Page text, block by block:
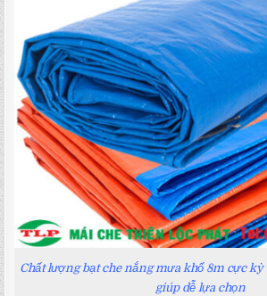
Chất lượng bạt che nắng mưa khổ 8m cực kỳ
giúp dễ lựa chọn